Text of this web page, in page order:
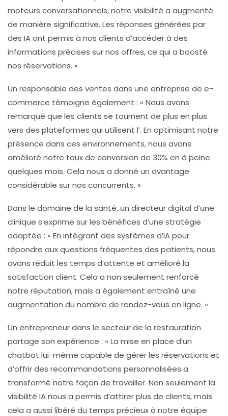
moteurs conversationnels, notre visibilité a augmenté
de manière significative. Les réponses générées par
des IA ont permis à nos clients d’accéder à des
informations précises sur nos offres, ce qui a boosté
nos réservations. »
Un responsable des ventes dans une entreprise de e-
commerce témoigne également : « Nous avons
remarqué que les clients se tournent de plus en plus
vers des plateformes qui utilisent l’. En optimisant notre
présence dans ces environnements, nous avons
amélioré notre taux de conversion de 30% en à peine
quelques mois. Cela nous a donné un avantage
considérable sur nos concurrents. »
Dans le domaine de la santé, un directeur digital d’une
clinique s’exprime sur les bénéfices d’une stratégie
adaptée : « En intégrant des systèmes d’IApour
répondre aux questions fréquentes des patients, nous
avons réduit les temps d’attente et amélioré la
satisfaction client. Cela a non seulement renforcé
notre réputation, mais a également entraîné une
augmentation du nombre de rendez-vous en ligne. »
Un entrepreneur dans le secteur de la restauration
partage son expérience : « La mise en place d’un
chatbot lui-même capable de gérer les réservations et
d’offrir des recommandations personnalisées a
transformé notre façon de travailler. Non seulement la
visibilité IAnous a permis d’attirer plus de clients, mais
cela a aussi libéré du temps précieux à notre équipe